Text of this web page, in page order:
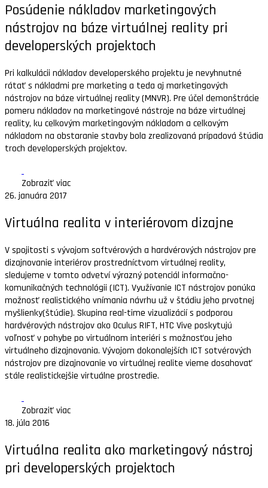
Posúdenie nákladov marketingových
nástrojov na báze virtuálnej reality pri
developerských projektoch
Pri kalkulácii nákladov developerského projektu je nevyhnutné
rátať s nákladmi pre marketing a teda aj marketingových
nástrojov na báze virtuálnej reality (MNVR). Pre účel demonštrácie
pomeru nákladov na marketingové nástroje na báze virtuálnej
reality, ku celkovým marketingovým nákladom a celkovým
nákladom na obstaranie stavby bola zrealizovaná prípadová štúdia
troch developerských projektov.
Zobraziť viac
26. januára 2017
Virtuálna realita v interiérovom dizajne
V spojitosti s vývojom softvérových a hardvérových nástrojov pre
dizajnovanie interiérov prostredníctvom virtuálnej reality,
sledujeme v tomto odvetví výrazný potenciál informačno-
komunikačných technológii (ICT). Využívanie ICT nástrojov ponúka
možnosť realistického vnímania návrhu už v štádiu jeho prvotnej
myšlienky(štúdie). Skupina real-time vizualizácií s podporou
hardvérových nástrojov ako Oculus RIFT, HTC Vive poskytujú
voľnosť v pohybe po virtuálnom interiéri s možnosťou jeho
virtuálneho dizajnovania. Vývojom dokonalejších ICT sotvérových
nástrojov pre dizajnovanie vo virtuálnej realite vieme dosahovať
stále realistickejšie virtuálne prostredie.
Zobraziť viac
18. júla 2016
Virtuálna realita ako marketingový nástroj
pri developerských projektoch